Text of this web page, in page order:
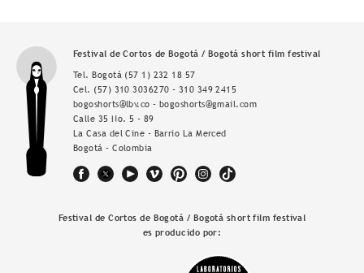
Festival de Cortos de Bogotá / Bogotá short film festival
Tel. Bogotá (57 1) 232 18 57
Cel. (57) 310 3036270 - 310 349 2415
bogoshorts@lbv.co - bogoshorts@gmail.com
Calle 35 No. 5 - 89
La Casa del Cine - Barrio La Merced
Bogotá - Colombia
Festival de Cortos de Bogotá / Bogotá short film festival
es producido por: